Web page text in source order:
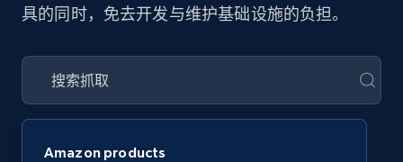
具的同时，免去开发与维护基础设施的负担。
Amazon products